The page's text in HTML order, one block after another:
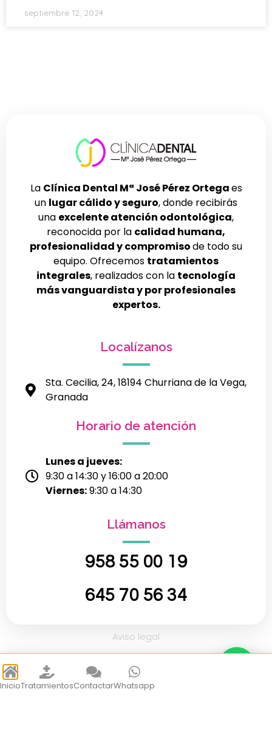
septiembre 12, 2024
La Clínica Dental Mª José Pérez Ortegaes
un lugar cálido y seguro, donde recibirás
una excelente atención odontológica,
reconocida por la calidad humana,
profesionalidad y compromisode todo su
equipo. Ofrecemos tratamientos
integrales, realizados con la tecnología
más vanguardista y por profesionales
expertos.
Localízanos
Sta. Cecilia, 24, 18194 Churriana de la Vega,
Granada
Horario de atención
Lunes a jueves:
9:30 a 14:30 y 16:00 a 20:00
Viernes:9:30 a 14:30
Llámanos
958 55 00 19
645 70 56 34
Aviso legal
Política de cancelación
InicioTratamientosContactarWhatsapp